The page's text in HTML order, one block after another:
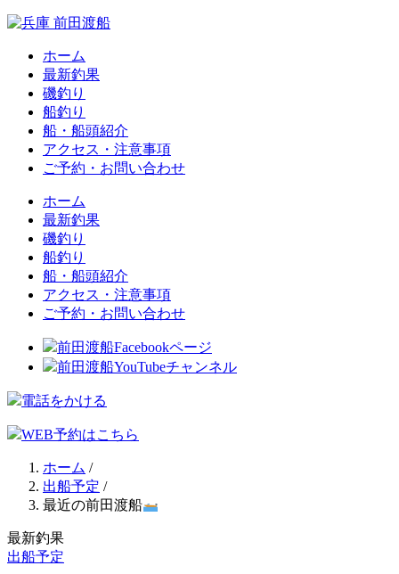
ホーム
最新釣果
磯釣り
船釣り
船・船頭紹介
アクセス・注意事項
ご予約・お問い合わせ
ホーム
最新釣果
磯釣り
船釣り
船・船頭紹介
アクセス・注意事項
ご予約・お問い合わせ
前田渡船Facebookページ
前田渡船YouTubeチャンネル
電話をかける
WEB予約はこちら
ホーム /
出船予定 /
最近の前田渡船
最新釣果
出船予定